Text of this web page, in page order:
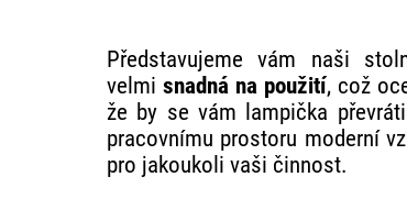
Představujeme vám naši
velmisnadná na použití, což
že by se vám lampička
pracovnímu prostoru moderní
pro jakoukoli vaši činnost.